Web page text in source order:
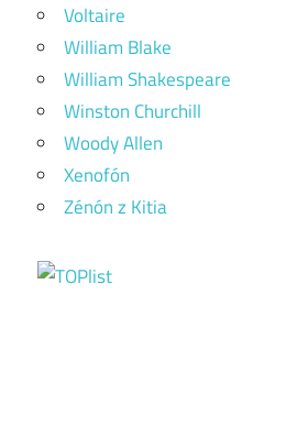
Voltaire
William Blake
William Shakespeare
Winston Churchill
Woody Allen
Xenofón
Zénón z Kitia